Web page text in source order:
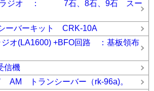
ラジオ ： 7石、8石、9石 スー
ーバーキット CRK-10A
ジオ(LA1600) +BFO回路 ：基板領布
信機
AM トランシーバー（rk-96a)。